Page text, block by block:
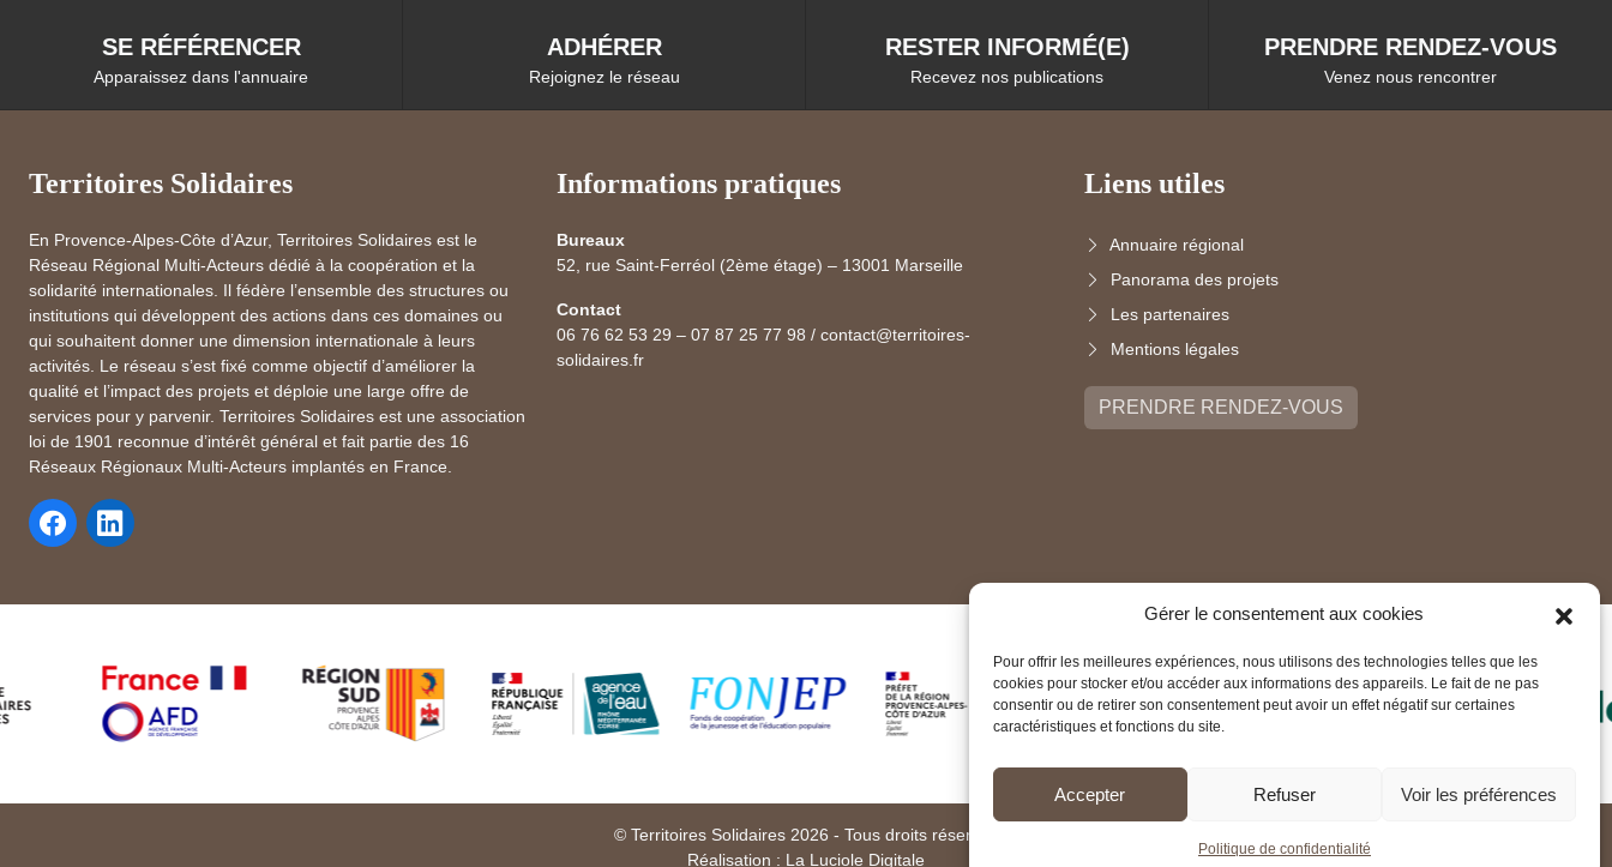
Gérer le consentement aux cookies
Pour offrir les meilleures expériences, nous utilisons des technologies telles que les
cookies pour stocker et/ou accéder aux informations des appareils. Le fait de ne pas
consentir ou de retirer son consentement peut avoir un effet négatif sur certaines
caractéristiques et fonctions du site.
Accepter Refuser Voir les préférences
Politique de confidentialité
SE RÉFÉRENCER
Apparaissez dans l'annuaire
ADHÉRER
Rejoignez le réseau
RESTER INFORMÉ(E)
Recevez nos publications
PRENDRE RENDEZ-VOUS
Venez nous rencontrer
Territoires Solidaires
En Provence-Alpes-Côte d’Azur, Territoires Solidaires est le
Réseau Régional Multi-Acteurs dédié à la coopération et la
solidarité internationales. Il fédère l’ensemble des structures ou
institutions qui développent des actions dans ces domaines ou
qui souhaitent donner une dimension internationale à leurs
activités. Le réseau s’est fixé comme objectif d’améliorer la
qualité et l’impact des projets et déploie une large offre de
services pour y parvenir. Territoires Solidaires est une association
loi de 1901 reconnue d’intérêt général et fait partie des 16
Réseaux Régionaux Multi-Acteurs implantés en France.
Informations pratiques
Bureaux
52, rue Saint-Ferréol (2ème étage) – 13001 Marseille
Contact
06 76 62 53 29 – 07 87 25 77 98 / contact@territoires-
solidaires.fr
Liens utiles
Annuaire régional
Panorama des projets
Les partenaires
Mentions légales
PRENDRE RENDEZ-VOUS
© Territoires Solidaires 2026 - Tous droits réservés
Réalisation : La Luciole Digitale